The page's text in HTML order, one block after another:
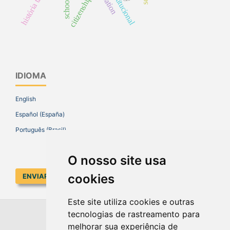
O nosso site usa
cookies
Este site utiliza cookies e outras
tecnologias de rastreamento para
melhorar sua experiência de
citizenship
IDIOMA
English
Español (España)
Português (Brasil)
ENVIAR SUBMISSÃO
EDUCAR EM REVISTA